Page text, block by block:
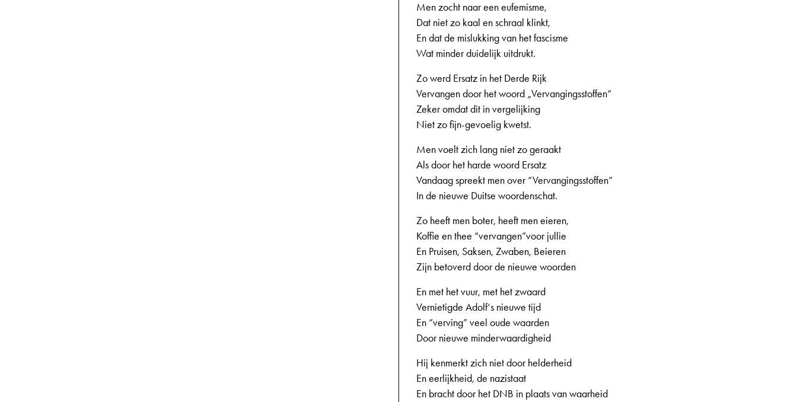
Men zocht naar een eufemisme,
Dat niet zo kaal en schraal klinkt,
En dat de mislukking van het fascisme
Wat minder duidelijk uitdrukt.
Zo werd Ersatz in het Derde Rijk
Vervangen door het woord „Vervangingsstoffen“
Zeker omdat dit in vergelijking
Niet zo fijn-gevoelig kwetst.
Men voelt zich lang niet zo geraakt
Als door het harde woord Ersatz
Vandaag spreekt men over “Vervangingsstoffen”
In de nieuwe Duitse woordenschat.
Zo heeft men boter, heeft men eieren,
Koffie en thee “vervangen”voor jullie
En Pruisen, Saksen, Zwaben, Beieren
Zijn betoverd door de nieuwe woorden
En met het vuur, met het zwaard
Vernietigde Adolf‘s nieuwe tijd
En “verving” veel oude waarden
Door nieuwe minderwaardigheid
Hij kenmerkt zich niet door helderheid
En eerlijkheid, de nazistaat
En bracht door het DNB in plaats van waarheid